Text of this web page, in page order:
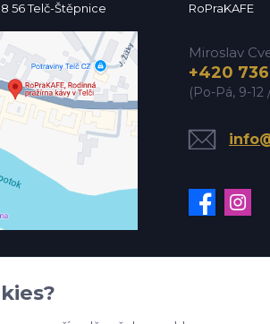
56 Telč-Štěpnice RoPraKAFE
Miroslav
+420
(Po-Pá, 9-12